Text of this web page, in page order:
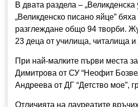
В двата раздела – „Великденска
„Великденско писано яйце”
разглеждане общо 94 творби.
23 деца от училища, читалища и
При най-малките първи места
Димитрова от СУ “Неофит
Андреева от ДГ “Детство мое”,
Отличията на лауреатите